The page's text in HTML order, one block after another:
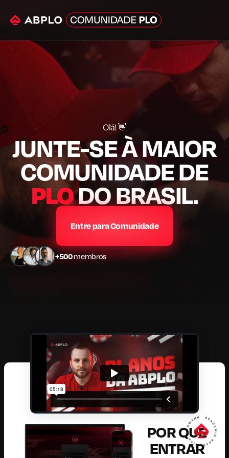
Olá! 👋
JUNTE-SE À MAIOR
COMUNIDADE DE
PLODO BRASIL.
Entre para Comunidade
+500membros
POR QUE
ENTRAR